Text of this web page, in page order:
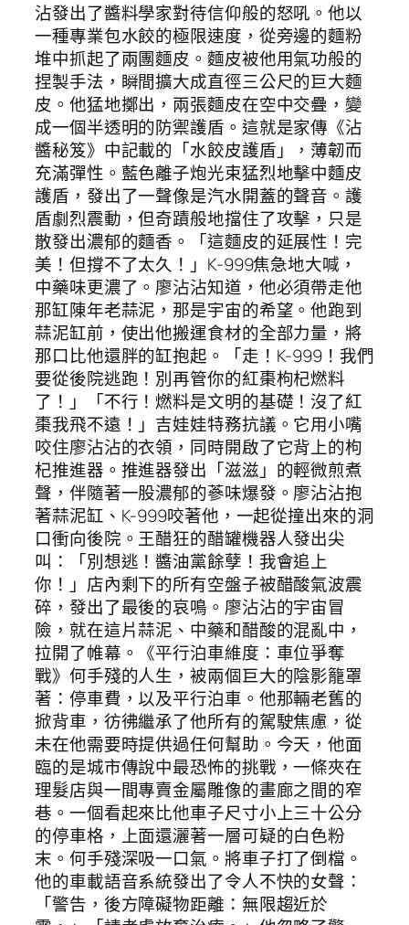
沾發出了醬料學家對待信仰般的怒吼。他以
一種專業包水餃的極限速度，從旁邊的麵粉
堆中抓起了兩團麵皮。麵皮被他用氣功般的
捏製手法，瞬間擴大成直徑三公尺的巨大麵
皮。他猛地擲出，兩張麵皮在空中交疊，變
成一個半透明的防禦護盾。這就是家傳《沾
醬秘笈》中記載的「水餃皮護盾」，薄韌而
充滿彈性。藍色離子炮光束猛烈地擊中麵皮
護盾，發出了一聲像是汽水開蓋的聲音。護
盾劇烈震動，但奇蹟般地擋住了攻擊，只是
散發出濃郁的麵香。「這麵皮的延展性！完
美！但撐不了太久！」K-999焦急地大喊，
中藥味更濃了。廖沾沾知道，他必須帶走他
那缸陳年老蒜泥，那是宇宙的希望。他跑到
蒜泥缸前，使出他搬運食材的全部力量，將
那口比他還胖的缸抱起。「走！K-999！我們
要從後院逃跑！別再管你的紅棗枸杞燃料
了！」「不行！燃料是文明的基礎！沒了紅
棗我飛不遠！」吉娃娃特務抗議。它用小嘴
咬住廖沾沾的衣領，同時開啟了它背上的枸
杞推進器。推進器發出「滋滋」的輕微煎煮
聲，伴隨著一股濃郁的蔘味爆發。廖沾沾抱
著蒜泥缸、K-999咬著他，一起從撞出來的洞
口衝向後院。王醋狂的醋罐機器人發出尖
叫：「別想逃！醬油黨餘孽！我會追上
你！」店內剩下的所有空盤子被醋酸氣波震
碎，發出了最後的哀鳴。廖沾沾的宇宙冒
險，就在這片蒜泥、中藥和醋酸的混亂中，
拉開了帷幕。《平行泊車維度：車位爭奪
戰》何手殘的人生，被兩個巨大的陰影籠罩
著：停車費，以及平行泊車。他那輛老舊的
掀背車，彷彿繼承了他所有的駕駛焦慮，從
未在他需要時提供過任何幫助。今天，他面
臨的是城市傳說中最恐怖的挑戰，一條夾在
理髮店與一間專賣金屬雕像的畫廊之間的窄
巷。一個看起來比他車子尺寸小上三十公分
的停車格，上面還灑著一層可疑的白色粉
末。何手殘深吸一口氣。將車子打了倒檔。
他的車載語音系統發出了令人不快的女聲：
「警告，後方障礙物距離：無限趨近於